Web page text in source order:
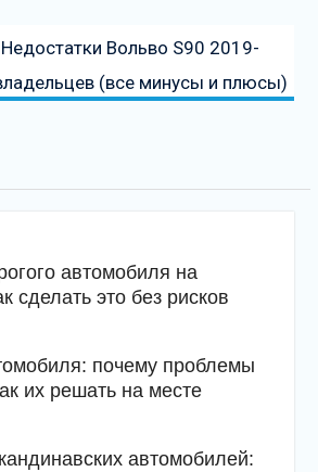
Следующая
запись
Недостатки Вольво S90 2019-
(все минусы и плюсы)
автомобиля на
сделать это без рисков
почему проблемы
их решать на месте
автомобилей: